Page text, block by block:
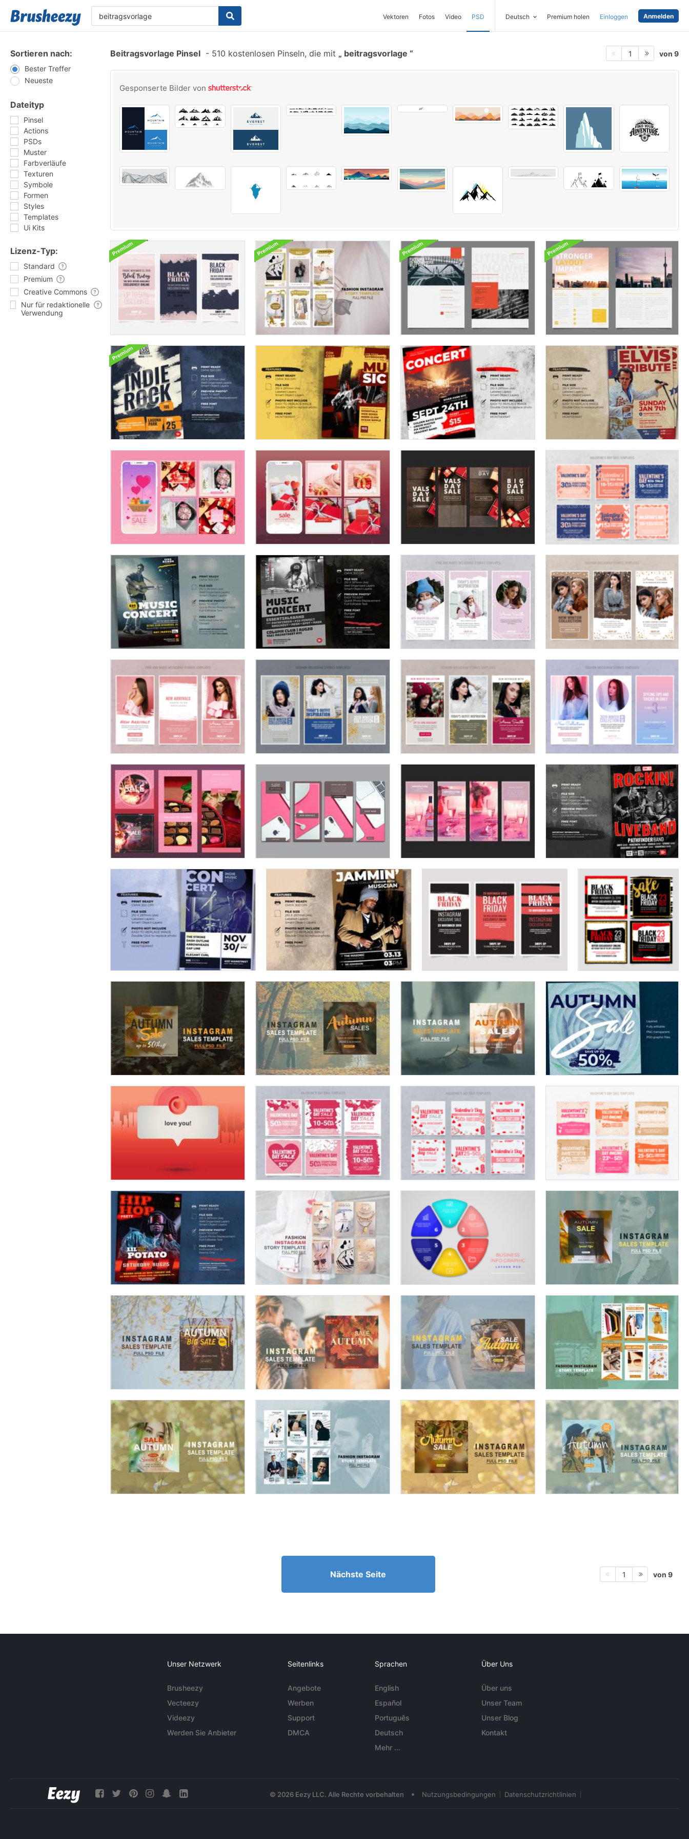
Vektoren Fotos Video PSD Deutsch Premium holen Einloggen Anmelden
Sortieren nach:
Bester Treffer
Neueste
Dateityp
Pinsel
Actions
PSDs
Muster
Farbverläufe
Texturen
Symbole
Formen
Styles
Templates
Ui Kits
Lizenz-Typ:
Standard
Premium
Creative Commons
Nur für redaktionelle
Verwendung
Beitragsvorlage Pinsel - 510 kostenlosen Pinseln, die mit beitragsvorlage 1 von 9
Gesponserte Bilder von
Nächste Seite 1 von 9
Unser Netzwerk
Brusheezy
Vecteezy
Videezy
Werden Sie Anbieter
Seitenlinks
Angebote
Werben
Support
DMCA
Sprachen
English
Español
Português
Deutsch
Mehr ...
Über Uns
Über uns
Unser Team
Unser Blog
Kontakt
© 2026 Eezy LLC. Alle Rechte vorbehalten • Nutzungsbedingungen Datenschutzrichtlinien